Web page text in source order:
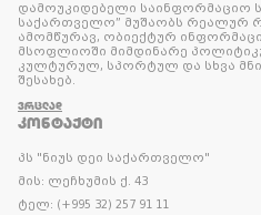
დამოუკიდებელი საინფორმაციო
საქართველო” მუშაობს რეალურ
ამომწურავ, ობიექტურ
მსოფლიოში მიმდინარე
კულტურულ, სპორტულ და სხვა
შესახებ.
ᲕᲠᲪᲚᲐᲓ
ᲙᲝᲜᲢᲐᲥᲢᲘ
პს "ნიუს დეი საქართველო"
მის: ლეჩხუმის ქ. 43
ტელ: (+995 32) 257 91 11